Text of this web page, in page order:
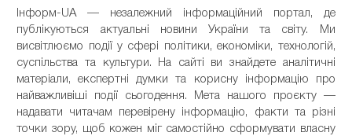
Інформ-UA — незалежний інформаційний портал, де
публікуються актуальні новини України та світу. Ми
висвітлюємо події у сфері політики, економіки, технологій,
суспільства та культури. На сайті ви знайдете аналітичні
матеріали, експертні думки та корисну інформацію про
найважливіші події сьогодення. Мета нашого проєкту —
надавати читачам перевірену інформацію, факти та різні
точки зору, щоб кожен міг самостійно сформувати власну